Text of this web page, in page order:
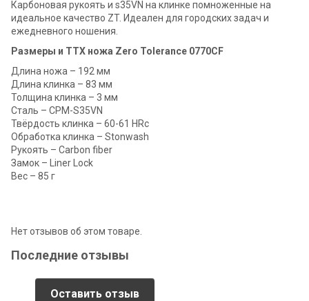
Карбоновая рукоять и s35VN на клинке помноженные на
идеальное качество ZT. Идеален для городских задач и
ежедневного ношения.
Размеры и ТТХ ножа Zero Tolerance 0770CF
Длина ножа – 192 мм
Длина клинка – 83 мм
Толщина клинка – 3 мм
Сталь – CPM-S35VN
Твёрдость клинка – 60-61 HRc
Обработка клинка – Stonwash
Рукоять – Carbon fiber
Замок – Liner Lock
Вес – 85 г
Нет отзывов об этом товаре.
Последние отзывы
Оставить отзыв